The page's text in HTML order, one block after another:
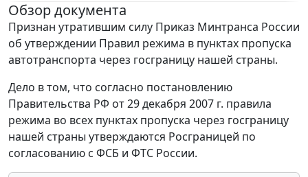
Обзор документа
Признан утратившим силу Приказ Минтранса России
об утверждении Правил режима в пунктах пропуска
автотранспорта через госграницу нашей страны.
Дело в том, что согласно постановлению
Правительства РФ от 29 декабря 2007 г. правила
режима во всех пунктах пропуска через госграницу
нашей страны утверждаются Росграницей по
согласованию с ФСБ и ФТС России.